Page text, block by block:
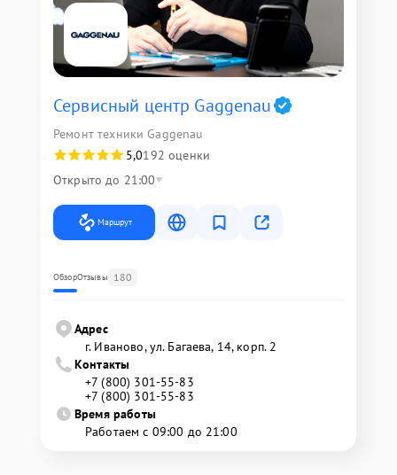
Сервисный центр Gaggenau
Ремонт техники Gaggenau
5,0192 оценки
Открыто до 21:00
Маршрут
ОбзорОтзывы 180
Адрес
г. Иваново, ул. Багаева, 14, корп. 2
Контакты
+7 (800) 301-55-83
+7 (800) 301-55-83
Время работы
Работаем с 09:00 до 21:00